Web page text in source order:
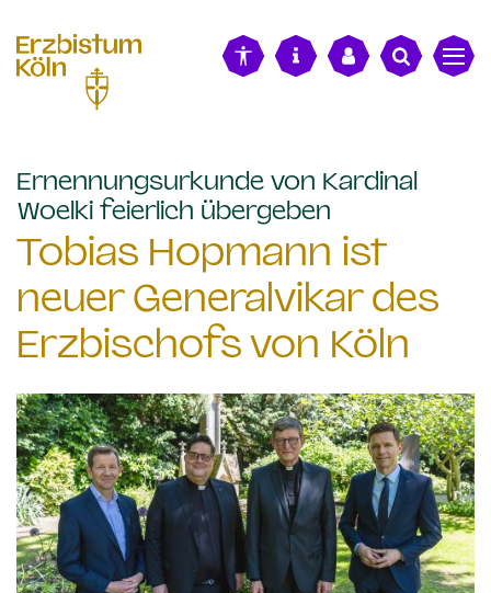
Ernennungsurkunde von Kardinal
Woelki feierlich übergeben
Tobias Hopmann ist
neuer Generalvikar des
Erzbischofs von Köln